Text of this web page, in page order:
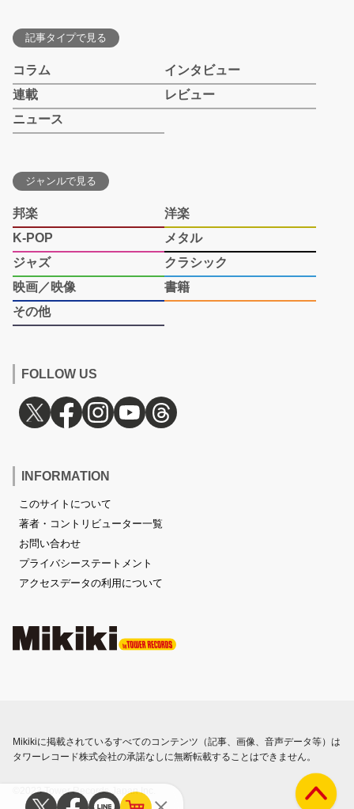
記事タイプで見る
コラム
インタビュー
連載
レビュー
ニュース
ジャンルで見る
邦楽
洋楽
K-POP
メタル
ジャズ
クラシック
映画／映像
書籍
その他
FOLLOW US
INFORMATION
このサイトについて
著者・コントリビューター一覧
お問い合わせ
プライバシーステートメント
アクセスデータの利用について
Mikikiに掲載されているすべてのコンテンツ（記事、画像、音声データ等）は
タワーレコード株式会社の承諾なしに無断転載することはできません。
©2023 Tower Records Japan Inc.